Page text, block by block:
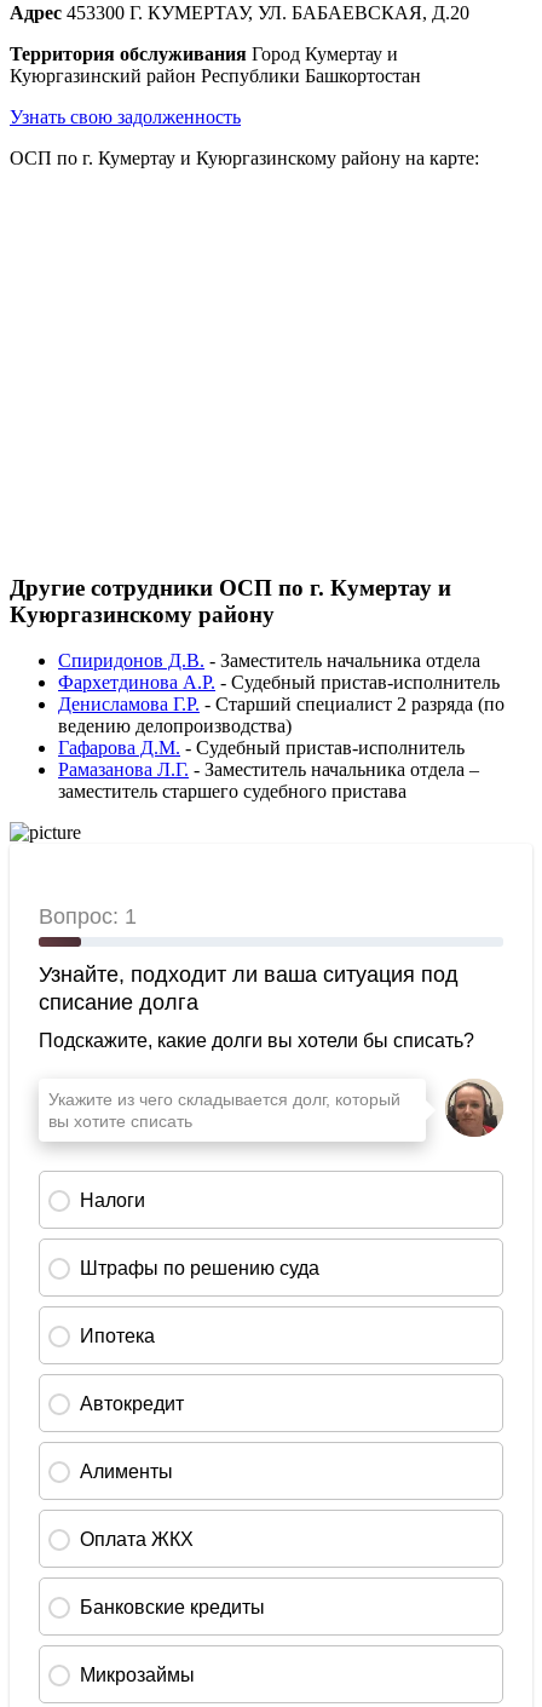
Адрес 453300 Г. КУМЕРТАУ, УЛ. БАБАЕВСКАЯ, Д.20
Территория обслуживания Город Кумертау и
Куюргазинский район Республики Башкортостан
Узнать свою задолженность
ОСП по г. Кумертау и Куюргазинскому району на карте:
Другие сотрудники ОСП по г. Кумертау и
Куюргазинскому району
Спиридонов Д.В. - Заместитель начальника отдела
Фархетдинова А.Р. - Судебный пристав-исполнитель
Денисламова Г.Р. - Старший специалист 2 разряда (по
ведению делопроизводства)
Гафарова Д.М. - Судебный пристав-исполнитель
Рамазанова Л.Г. - Заместитель начальника отдела –
заместитель старшего судебного пристава